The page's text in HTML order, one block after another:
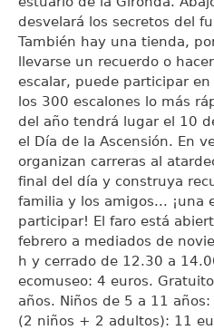
desvelará los secretos del
También hay una tienda,
llevarse un recuerdo o
escalar, puede participar
los 300 escalones lo más
del año tendrá lugar el 10
el Día de la Ascensión. En
organizan carreras al
final del día y construya
familia y los amigos... ¡una
participar! El faro está
febrero a mediados de
h y cerrado de 12.30 a
ecomuseo: 4 euros.
años. Niños de 5 a 11
(2 niños + 2 adultos): 11